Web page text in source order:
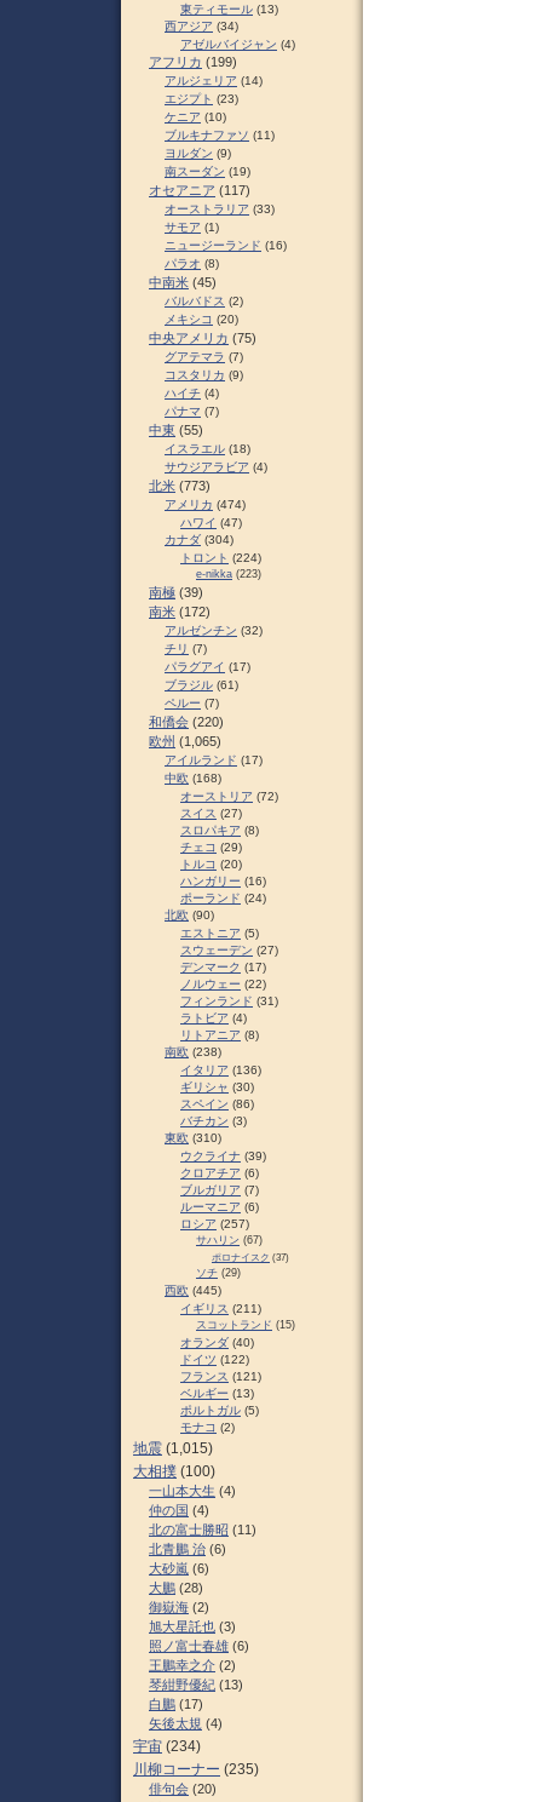
東ティモール (13)
西アジア (34)
アゼルバイジャン (4)
アフリカ (199)
アルジェリア (14)
エジプト (23)
ケニア (10)
ブルキナファソ (11)
ヨルダン (9)
南スーダン (19)
オセアニア (117)
オーストラリア (33)
サモア (1)
ニュージーランド (16)
パラオ (8)
中南米 (45)
バルバドス (2)
メキシコ (20)
中央アメリカ (75)
グアテマラ (7)
コスタリカ (9)
ハイチ (4)
パナマ (7)
中東 (55)
イスラエル (18)
サウジアラビア (4)
北米 (773)
アメリカ (474)
ハワイ (47)
カナダ (304)
トロント (224)
e-nikka (223)
南極 (39)
南米 (172)
アルゼンチン (32)
チリ (7)
パラグアイ (17)
ブラジル (61)
ペルー (7)
和僑会 (220)
欧州 (1,065)
アイルランド (17)
中欧 (168)
オーストリア (72)
スイス (27)
スロパキア (8)
チェコ (29)
トルコ (20)
ハンガリー (16)
ポーランド (24)
北欧 (90)
エストニア (5)
スウェーデン (27)
デンマーク (17)
ノルウェー (22)
フィンランド (31)
ラトビア (4)
リトアニア (8)
南欧 (238)
イタリア (136)
ギリシャ (30)
スペイン (86)
バチカン (3)
東欧 (310)
ウクライナ (39)
クロアチア (6)
ブルガリア (7)
ルーマニア (6)
ロシア (257)
サハリン (67)
ポロナイスク (37)
ソチ (29)
西欧 (445)
イギリス (211)
スコットランド (15)
オランダ (40)
ドイツ (122)
フランス (121)
ベルギー (13)
ポルトガル (5)
モナコ (2)
地震 (1,015)
大相撲 (100)
一山本大生 (4)
仲の国 (4)
北の富士勝昭 (11)
北青鵬 治 (6)
大砂嵐 (6)
大鵬 (28)
御嶽海 (2)
旭大星託也 (3)
照ノ富士春雄 (6)
王鵬幸之介 (2)
琴紺野優紀 (13)
白鵬 (17)
矢後太規 (4)
宇宙 (234)
川柳コーナー (235)
俳句会 (20)